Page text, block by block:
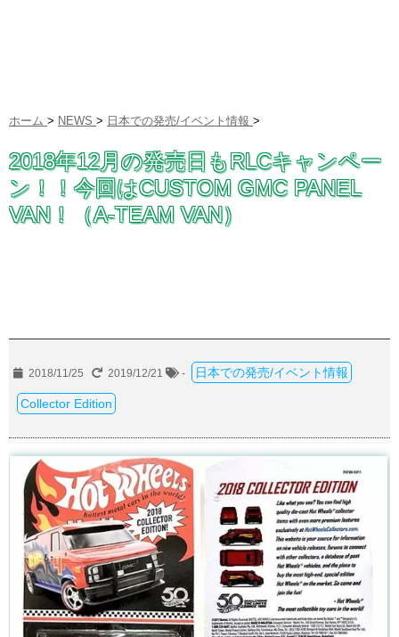
ホーム > NEWS > 日本での発売/イベント情報 >
2018年12月の発売日もRLCキャンペー
ン！！今回はCUSTOM GMC PANEL
VAN！（A-TEAM VAN）
2018/11/25 2019/12/21 - 日本での発売/イベント情報
Collector Edition